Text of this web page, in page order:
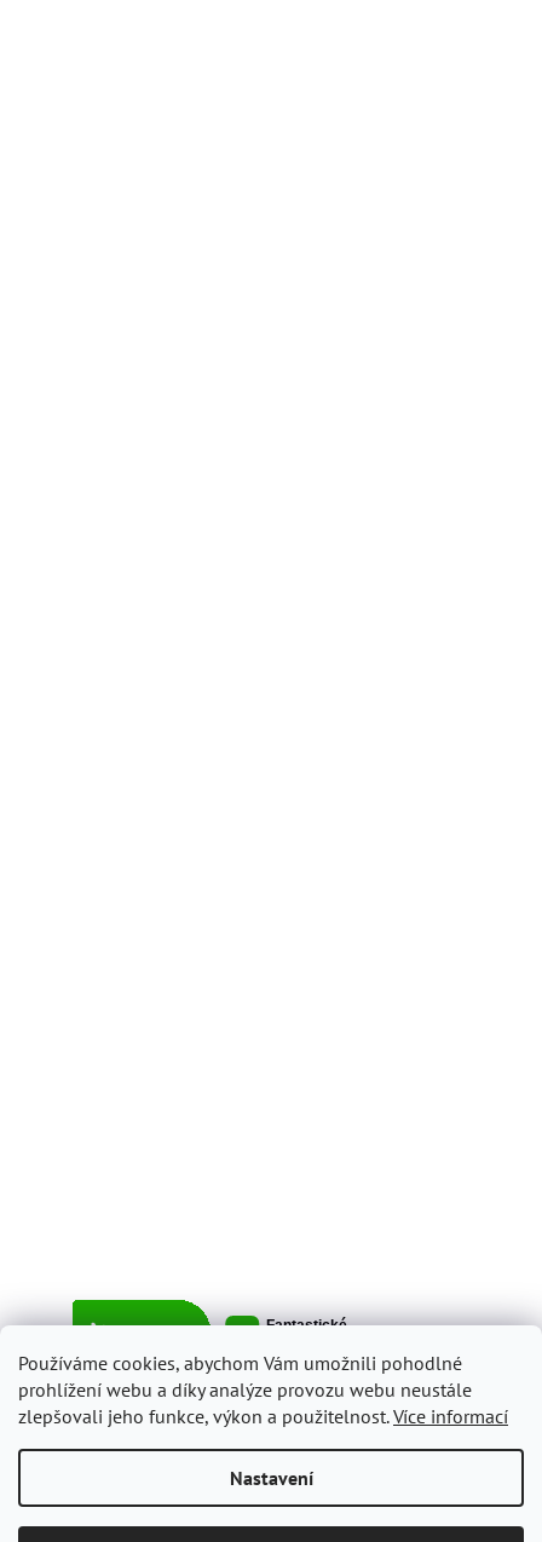
Používáme cookies, abychom Vám umožnili pohodlné
prohlížení webu a díky analýze provozu webu neustále
zlepšovali jeho funkce, výkon a použitelnost.Více informací
Nastavení
Copyright 2026ItalyShop.cz. Všechna práva vyhrazena.Upravit